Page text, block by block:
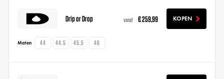
Drip or Drop vanaf € 259,99 KOPEN
Maten 44 44.5 45.5 46